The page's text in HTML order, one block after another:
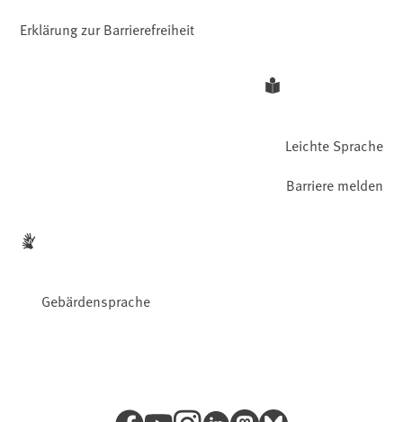
Erklärung zur Barrierefreiheit
Leichte Sprache
Gebärdensprache
Barriere melden